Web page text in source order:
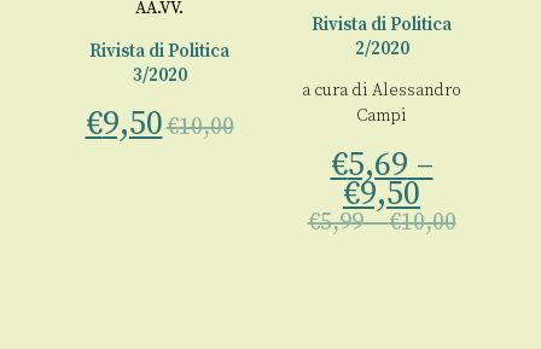
AA.VV.
Rivista di Politica
3/2020
€9,50€10,00
Rivista di Politica
2/2020
a cura di Alessandro
Campi
€5,69 –
€9,50
€5,99–€10,00